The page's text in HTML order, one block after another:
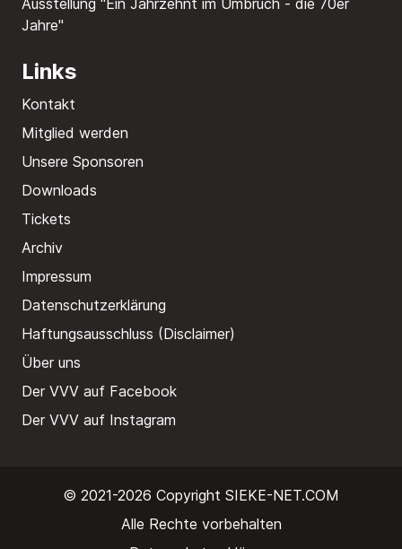
Ausstellung "Ein Jahrzehnt im Umbruch - die 70er
Jahre"
Links
Kontakt
Mitglied werden
Unsere Sponsoren
Downloads
Tickets
Archiv
Impressum
Datenschutzerklärung
Haftungsausschluss (Disclaimer)
Über uns
Der VVV auf Facebook
Der VVV auf Instagram
© 2021-2026 Copyright SIEKE-NET.COM
Alle Rechte vorbehalten